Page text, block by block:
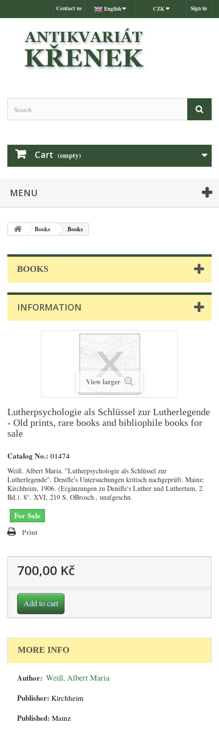
Sign in
CZK
English
Contact us
Cart (empty)
MENU
Books Books
BOOKS
INFORMATION
View larger
Lutherpsychologie als Schlüssel zur Lutherlegende
- Old prints, rare books and bibliophile books for
sale
Catalog No.: 01474
Weiß, Albert Maria. "Lutherpsychologie als Schlüssel zur
Lutherlegende". Denifle's Untersuchungen kritisch nachgeprüft. Mainz:
Kirchheim, 1906. (Ergänzungen zu Denifle's Luther und Luthertum, 2.
Bd.). 8°. XVI, 219 S. OBrosch., unafgeschn.
For Sale
Print
700,00 Kč
Add to cart
MORE INFO
Author: Weiß, Albert Maria
Publisher: Kirchheim
Published: Mainz